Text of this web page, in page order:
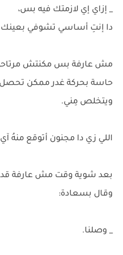
_ إزاي إي لازمتك فيه بس،
دا إنتِ أساسي تشوفي
مش عارفة بس مكنتش مرتاحة
حاسة بحركة غدر ممكن تحصل
ويتخلص مِني.
اللي زي دا مجنون أتوقع منهُ
بعد شوية وقت مش عارفة قد
وقال بسعادة:
_ وصلنا.